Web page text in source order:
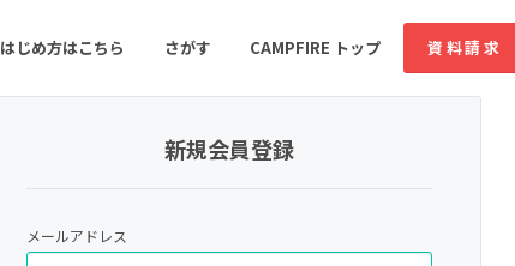
はじめ方はこちら さがす CAMPFIRE トップ 資料請求
新規会員登録
メールアドレス